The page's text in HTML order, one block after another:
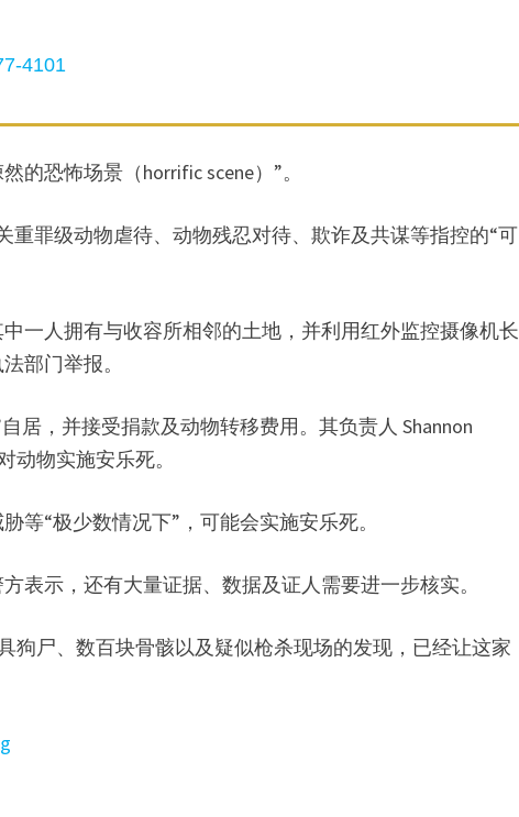
4101
的恐怖场景（horrific scene）”。
罪级动物虐待、动物残忍对待、欺诈及共谋等指控的“可
一人拥有与收容所相邻的土地，并利用红外监控摄像机长
部门举报。
居，并接受捐款及动物转移费用。其负责人 Shannon
动物实施安乐死。
等“极少数情况下”，可能会实施安乐死。
表示，还有大量证据、数据及证人需要进一步核实。
狗尸、数百块骨骸以及疑似枪杀现场的发现，已经让这家